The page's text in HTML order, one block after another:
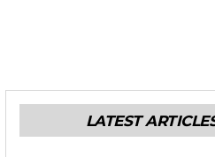
LATEST